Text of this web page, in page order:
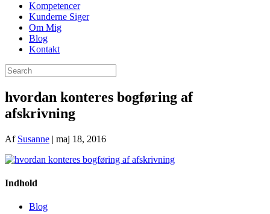
Kompetencer
Kunderne Siger
Om Mig
Blog
Kontakt
hvordan konteres bogføring af
afskrivning
Af Susanne | maj 18, 2016
Indhold
Blog